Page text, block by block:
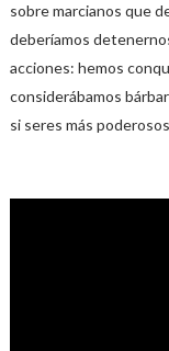
sobre marcianos que
deberíamos
acciones: hemos
considerábamos
si seres más